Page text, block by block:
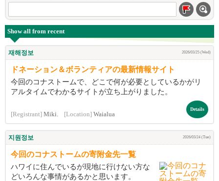
Show all from recent
재해정보 2026/03/25 (Wed)
ドネーション＆ボランティアの最新情報サイト
今回のコナストームで、どこで何が必要としているかがリ
アルタイムでわかるサイトが立ち上がりました。
[Registrant] Miki. [Location] Waialua
Details
지원정보 2026/03/24 (Tue)
今回のコナストームの寄附金先一覧
ハワイに住んでいるが現地に行けない方な
どいろんな事情があるかと思います。